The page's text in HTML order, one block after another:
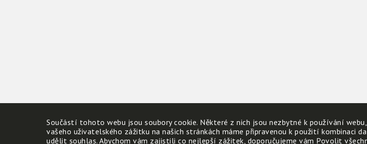
Součástí tohoto webu jsou soubory cookie. Některé z nich jsou nezbytné k používání
vašeho uživatelského zážitku na našich stránkách máme připravenou k použití kombinaci
udělit souhlas. Abychom vám zajistili co nejlepší zážitek, doporučujeme vám Povolit